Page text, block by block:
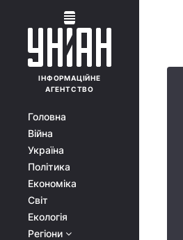
ІНФОРМАЦІЙНЕ
АГЕНТСТВО
Головна
Війна
Україна
Політика
Економіка
Світ
Екологія
Регіони